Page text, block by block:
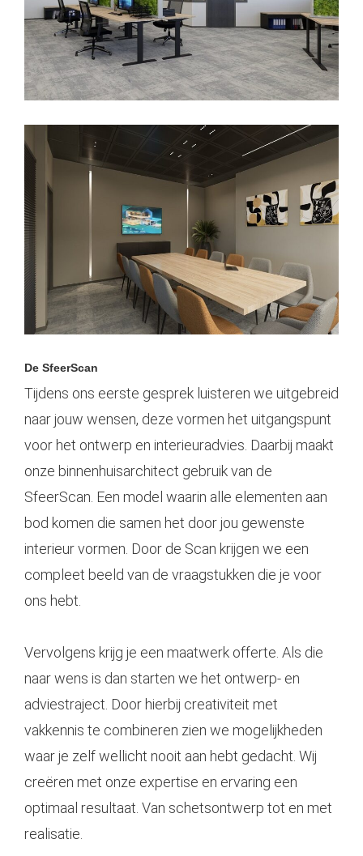
De SfeerScan
Tijdens ons eerste gesprek luisteren we uitgebreid
naar jouw wensen, deze vormen het uitgangspunt
voor het ontwerp en interieuradvies. Daarbij maakt
onze binnenhuisarchitect gebruik van de
SfeerScan. Een model waarin alle elementen aan
bod komen die samen het door jou gewenste
interieur vormen. Door de Scan krijgen we een
compleet beeld van de vraagstukken die je voor
ons hebt.
Vervolgens krijg je een maatwerk offerte. Als die
naar wens is dan starten we het ontwerp- en
adviestraject. Door hierbij creativiteit met
vakkennis te combineren zien we mogelijkheden
waar je zelf wellicht nooit aan hebt gedacht. Wij
creëren met onze expertise en ervaring een
optimaal resultaat. Van schetsontwerp tot en met
realisatie.